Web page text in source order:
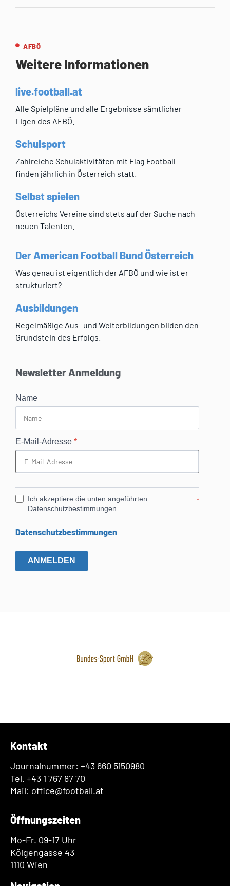
AFBÖ
Weitere Informationen
live.football.at
Alle Spielpläne und alle Ergebnisse sämtlicher
Ligen des AFBÖ.
Schulsport
Zahlreiche Schulaktivitäten mit Flag Football
finden jährlich in Österreich statt.
Selbst spielen
Österreichs Vereine sind stets auf der Suche nach
neuen Talenten.
Der American Football Bund Österreich
Was genau ist eigentlich der AFBÖ und wie ist er
strukturiert?
Ausbildungen
Regelmäßige Aus- und Weiterbildungen bilden den
Grundstein des Erfolgs.
Newsletter Anmeldung
Name
E-Mail-Adresse *
Ich akzeptiere die unten angeführten
Datenschutzbestimmungen.
*
Datenschutzbestimmungen
ANMELDEN
Kontakt
Journalnummer: +43 660 5150980
Tel. +43 1 767 87 70
Mail: office@football.at
Öffnungszeiten
Mo-Fr. 09-17 Uhr
Kölgengasse 43
1110 Wien